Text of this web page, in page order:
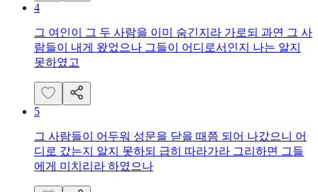
4
그 여인이 그 두 사람을 이미 숨긴지라 가로되 과연 그 사
람들이 내게 왔었으나 그들이 어디로서인지 나는 알지
못하였고
5
그 사람들이 어두워 성문을 닫을 때쯤 되어 나갔으니 어
디로 갔는지 알지 못하되 급히 따라가라 그리하면 그들
에게 미치리라 하였으나